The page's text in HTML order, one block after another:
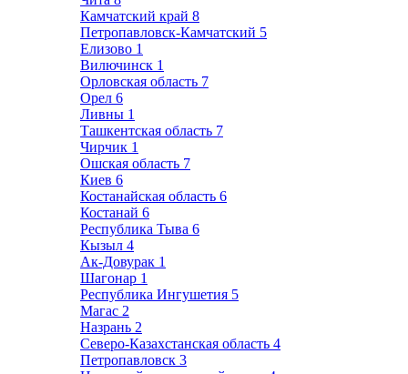
Камчатский край 8
Петропавловск-Камчатский 5
Елизово 1
Вилючинск 1
Орловская область 7
Орел 6
Ливны 1
Ташкентская область 7
Чирчик 1
Ошская область 7
Киев 6
Костанайская область 6
Костанай 6
Республика Тыва 6
Кызыл 4
Ак-Довурак 1
Шагонар 1
Республика Ингушетия 5
Магас 2
Назрань 2
Северо-Казахстанская область 4
Петропавловск 3